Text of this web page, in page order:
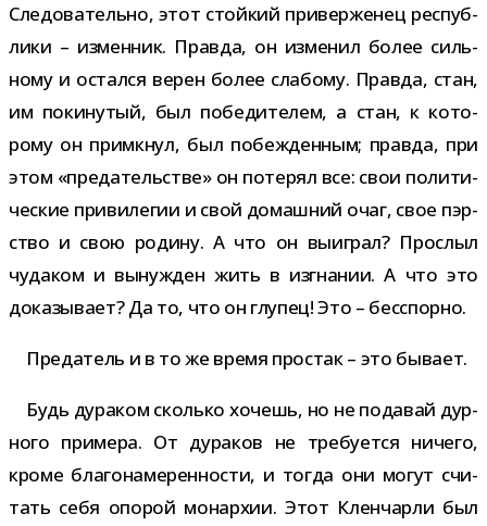
Следовательно, этот стой­кий при­вер­же­нец рес­пуб­
лики – измен­ник. Правда, он изме­нил более силь­
ному и остался верен более сла­бому. Правда, стан,
им поки­ну­тый, был побе­ди­те­лем, а стан, к кото­
рому он при­мкнул, был побеж­ден­ным; правда, при
этом «пре­да­тель­стве» он поте­рял все: свои поли­ти­
че­ские при­ви­ле­гии и свой домаш­ний очаг, свое пэр­
ство и свою родину. А что он выиг­рал? Прослыл
чуда­ком и вынуж­ден жить в изгна­нии. А что это
дока­зы­вает? Да то, что он глу­пец! Это – бесспорно.
Предатель и в то же время про­стак – это бывает.
Будь дура­ком сколько хочешь, но не пода­вай дур­
ного при­мера. От дура­ков не тре­бу­ется ничего,
кроме бла­го­на­ме­рен­но­сти, и тогда они могут счи­
тать себя опо­рой монар­хии. Этот Кленчарли был